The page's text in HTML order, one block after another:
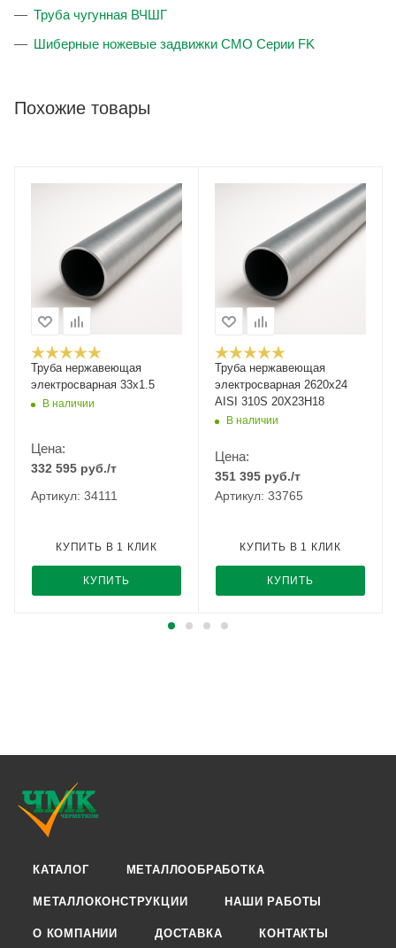
Труба чугунная ВЧШГ
Шиберные ножевые задвижки CMO Серии FK
Похожие товары
Труба нержавеющая
электросварная 33х1.5
В наличии
Цена:
332 595 руб./т
Артикул: 34111
КУПИТЬ
КУПИТЬ В 1 КЛИК
Труба нержавеющая
электросварная 2620х24
AISI 310S 20Х23Н18
В наличии
Цена:
351 395 руб./т
Артикул: 33765
КУПИТЬ
КУПИТЬ В 1 КЛИК
КАТАЛОГ МЕТАЛЛООБРАБОТКА
МЕТАЛЛОКОНСТРУКЦИИ НАШИ РАБОТЫ
О КОМПАНИИ ДОСТАВКА КОНТАКТЫ